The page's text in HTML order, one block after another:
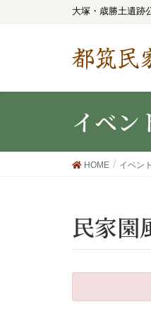
大塚・歳勝土遺跡
都筑民
イベン
HOME イベント
民家